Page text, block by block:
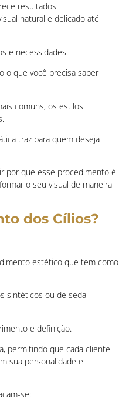
resultados
natural e delicado até
e necessidades.
o que você precisa saber
comuns, os estilos
traz para quem deseja
por que esse procedimento é
o seu visual de maneira
dos Cílios?
estético que tem como
sintéticos ou de seda
e definição.
permitindo que cada cliente
sua personalidade e
se: